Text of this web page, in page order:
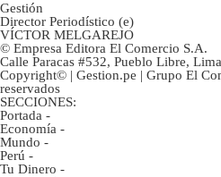
Gestión
Director Periodístico (e)
VÍCTOR MELGAREJO
© Empresa Editora El Comercio S.A.
Calle Paracas #532, Pueblo Libre,
Copyright© | Gestion.pe | Grupo El
reservados
SECCIONES:
Portada -
Economía -
Mundo -
Perú -
Tu Dinero -